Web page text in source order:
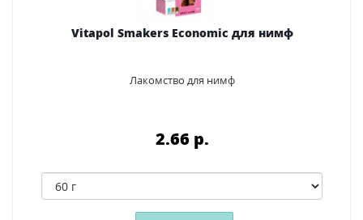
Vitapol Smakers Economic для нимф
Лакомство для нимф
2.66 p.